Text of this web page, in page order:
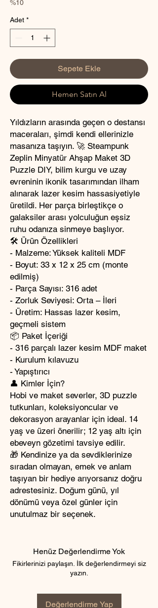
%10
Adet *
Sepete Ekle
Hemen Satın Al
Yıldızların arasında geçen o destansı
maceraları, şimdi kendi ellerinizle
masanıza taşıyın. 🚀 Steampunk
Zeplin Minyatür Ahşap Maket 3D
Puzzle DIY, bilim kurgu ve uzay
evreninin ikonik tasarımından ilham
alınarak lazer kesim hassasiyetiyle
üretildi. Her parça birleştikçe o
galaksiler arası yolculuğun eşsiz
ruhu odanıza sinmeye başlıyor.
🛠️ Ürün Özellikleri
- Malzeme: Yüksek kaliteli MDF
- Boyut: 33 x 12 x 25 cm (monte
edilmiş)
- Parça Sayısı: 316 adet
- Zorluk Seviyesi: Orta – İleri
- Üretim: Hassas lazer kesim,
geçmeli sistem
📦 Paket İçeriği
- 316 parçalı lazer kesim MDF maket
- Kurulum kılavuzu
- Yapıştırıcı
👤 Kimler İçin?
Hobi ve maket severler, 3D puzzle
tutkunları, koleksiyoncular ve
dekorasyon arayanlar için ideal. 14
yaş ve üzeri önerilir; 12 yaş altı için
ebeveyn gözetimi tavsiye edilir.
🎁 Kendinize ya da sevdiklerinize
sıradan olmayan, emek ve anlam
taşıyan bir hediye arıyorsanız doğru
adrestesiniz. Doğum günü, yıl
dönümü veya özel günler için
unutulmaz bir seçenek.
Henüz Değerlendirme Yok
Fikirlerinizi paylaşın. İlk değerlendirmeyi siz
yazın.
Değerlendirme Yap